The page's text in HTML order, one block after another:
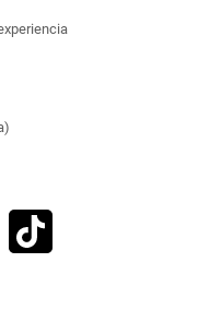
Instagram